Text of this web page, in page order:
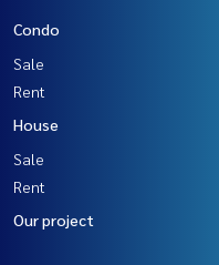
Condo
Sale
Rent
House
Sale
Rent
Our project